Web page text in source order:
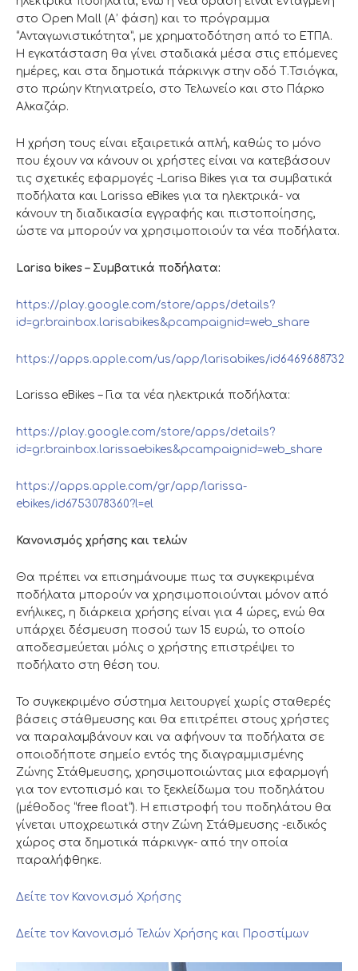
στο Open Mall (Α’ φάση) και το πρόγραμμα
“Ανταγωνιστικότητα”, με χρηματοδότηση από το ΕΤΠΑ.
Η εγκατάσταση θα γίνει σταδιακά μέσα στις επόμενες
ημέρες, και στα δημοτικά πάρκινγκ στην οδό Τ.Τσιόγκα,
στο πρώην Κτηνιατρείο, στο Τελωνείο και στο Πάρκο
Αλκαζάρ.
Η χρήση τους είναι εξαιρετικά απλή, καθώς το μόνο
που έχουν να κάνουν οι χρήστες είναι να κατεβάσουν
τις σχετικές εφαρμογές -Larisa Bikes για τα συμβατικά
ποδήλατα και Larissa eBikes για τα ηλεκτρικά- να
κάνουν τη διαδικασία εγγραφής και πιστοποίησης,
ώστε να μπορούν να χρησιμοποιούν τα νέα ποδήλατα.
Larisa bikes – Συμβατικά ποδήλατα:
https://play.google.com/store/apps/details?
id=gr.brainbox.larisabikes&pcampaignid=web_share
https://apps.apple.com/us/app/larisabikes/id6469688732
Larissa eΒikes – Για τα νέα ηλεκτρικά ποδήλατα:
https://play.google.com/store/apps/details?
id=gr.brainbox.larissaebikes&pcampaignid=web_share
https://apps.apple.com/gr/app/larissa-
ebikes/id6753078360?l=el
Κανονισμός χρήσης και τελών
Θα πρέπει να επισημάνουμε πως τα συγκεκριμένα
ποδήλατα μπορούν να χρησιμοποιούνται μόνον από
ενήλικες, η διάρκεια χρήσης είναι για 4 ώρες, ενώ θα
υπάρχει δέσμευση ποσού των 15 ευρώ, το οποίο
αποδεσμεύεται μόλις ο χρήστης επιστρέψει το
ποδήλατο στη θέση του.
Το συγκεκριμένο σύστημα λειτουργεί χωρίς σταθερές
βάσεις στάθμευσης και θα επιτρέπει στους χρήστες
να παραλαμβάνουν και να αφήνουν τα ποδήλατα σε
οποιοδήποτε σημείο εντός της διαγραμμισμένης
Ζώνης Στάθμευσης, χρησιμοποιώντας μια εφαρμογή
για τον εντοπισμό και το ξεκλείδωμα του ποδηλάτου
(μέθοδος “free float”). Η επιστροφή του ποδηλάτου θα
γίνεται υποχρεωτικά στην Ζώνη Στάθμευσης -ειδικός
χώρος στα δημοτικά πάρκινγκ- από την οποία
παραλήφθηκε.
Δείτε τον Κανονισμό Χρήσης
Δείτε τον Κανονισμό Τελών Χρήσης και Προστίμων